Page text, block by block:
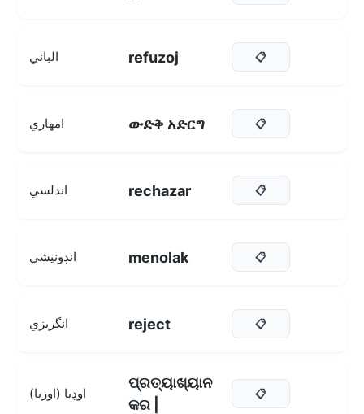
الباني refuzoj 📋
امهاري ውድቅ አድርግ 📋
اندلسي rechazar 📋
انڊونيشي menolak 📋
انگريزي reject 📋
اوڊيا (اوريا)
ପ୍ରତ୍ୟାଖ୍ୟାନ
କର |
📋